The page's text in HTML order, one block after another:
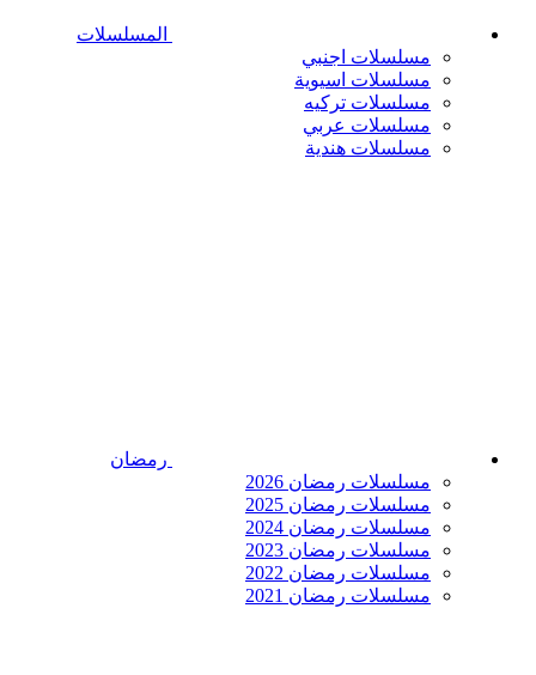
المسلسلات
مسلسلات اجنبي
مسلسلات اسيوية
مسلسلات تركيه
مسلسلات عربي
مسلسلات هندية
رمضان
مسلسلات رمضان 2026
مسلسلات رمضان 2025
مسلسلات رمضان 2024
مسلسلات رمضان 2023
مسلسلات رمضان 2022
مسلسلات رمضان 2021